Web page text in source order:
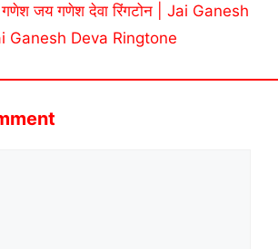
जय गणेश देवा रिंगटोन | Jai Ganesh
Ganesh Deva Ringtone